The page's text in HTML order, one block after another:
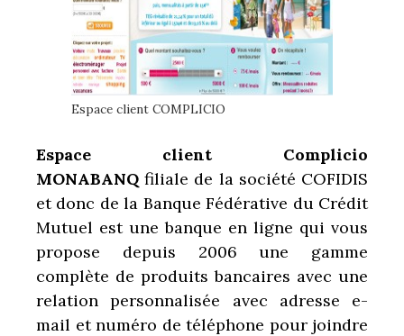
Espace client COMPLICIO
Espace client Complicio
MONABANQ filiale de la société COFIDIS
et donc de la Banque Fédérative du Crédit
Mutuel est une banque en ligne qui vous
propose depuis 2006 une gamme
complète de produits bancaires avec une
relation personnalisée avec adresse e-
mail et numéro de téléphone pour joindre